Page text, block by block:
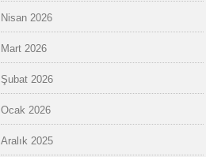
Nisan 2026
Mart 2026
Şubat 2026
Ocak 2026
Aralık 2025